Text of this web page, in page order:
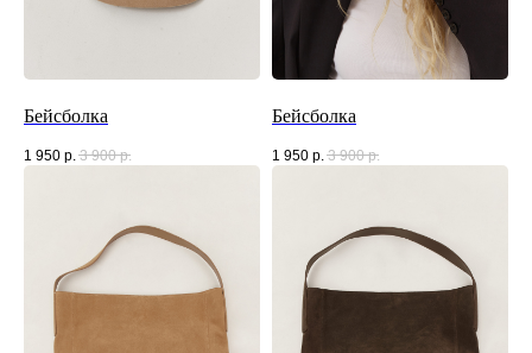
Бейсболка
1 950 р. 3 900 р.
Бейсболка
1 950 р. 3 900 р.